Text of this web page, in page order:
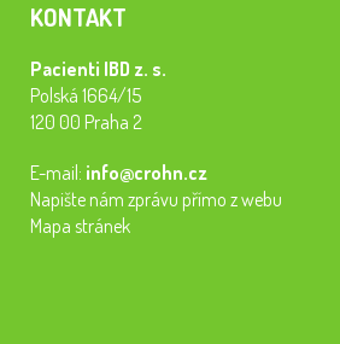
KONTAKT
Pacienti IBD z. s.
Polská 1664/15
120 00 Praha 2
E-mail: info@crohn.cz
Napište nám zprávu přímo z webu
Mapa stránek